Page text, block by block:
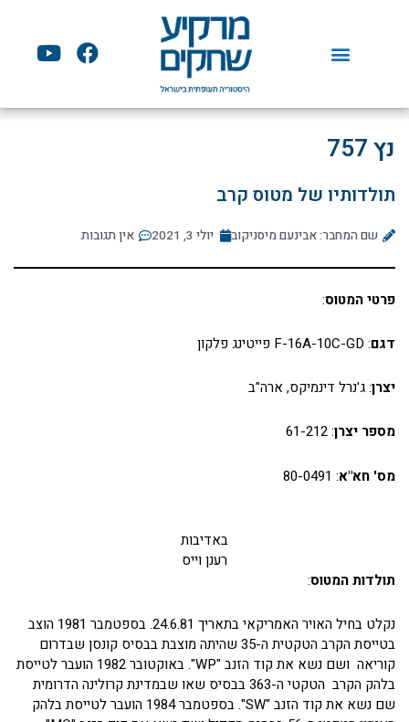
F
a
e
Y
o
t
נץ 757
תולדותיו של מטוס קרב
שם המחבר: אבינעם מיסניקוב יולי 3, 2021 אין תגובות
פרטי המטוס:
דגם: F-16A-10C-GD פייטינג פלקון
יצרן: ג'נרל דינמיקס, ארה"ב
מספר יצרן: 61-212
מס' חא"א: 80-0491
באדיבות
רענן וייס
תולדות המטוס:
נקלט בחיל האויר האמריקאי בתאריך 24.6.81. בספטמבר 1981 הוצב
בטייסת הקרב הטקטית ה-35 שהיתה מוצבת בבסיס קונסן שבדרום
קוריאה ושם נשא את קוד הזנב "WP". באוקטובר 1982 הועבר לטייסת
בלהק הקרב הטקטי ה-363 בבסיס שאו שבמדינת קרולינה הדרומית
שם נשא את קוד הזנב "SW". בספטמבר 1984 הועבר לטייסת בלהק